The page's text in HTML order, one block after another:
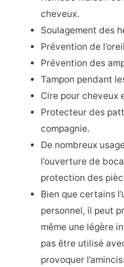
cheveux.
Soulagement des
Prévention de
Prévention des
Tampon pendant
Cire pour cheveux
Protecteur des
compagnie.
De nombreux
l’ouverture de
protection des
Bien que certains
personnel, il peut
même une légère
pas être utilisé
provoquer